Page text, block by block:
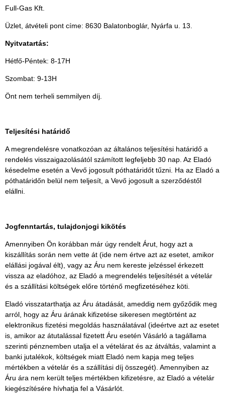
Full-Gas Kft.
Üzlet, átvételi pont címe: 8630 Balatonboglár, Nyárfa u. 13.
Nyitvatartás:
Hétfő-Péntek: 8-17H
Szombat: 9-13H
Önt nem terheli semmilyen díj.
Teljesítési határidő
A megrendelésre vonatkozóan az általános teljesítési határidő a
rendelés visszaigazolásától számított legfeljebb 30 nap. Az Eladó
késedelme esetén a Vevő jogosult póthatáridőt tűzni. Ha az Eladó a
póthatáridőn belül nem teljesít, a Vevő jogosult a szerződéstől
elállni.
Jogfenntartás, tulajdonjogi kikötés
Amennyiben Ön korábban már úgy rendelt Árut, hogy azt a
kiszállítás során nem vette át (ide nem értve azt az esetet, amikor
elállási jogával élt), vagy az Áru nem kereste jelzéssel érkezett
vissza az eladóhoz, az Eladó a megrendelés teljesítését a vételár
és a szállítási költségek előre történő megfizetéséhez köti.
Eladó visszatarthatja az Áru átadását, ameddig nem győződik meg
arról, hogy az Áru árának kifizetése sikeresen megtörtént az
elektronikus fizetési megoldás használatával (ideértve azt az esetet
is, amikor az átutalással fizetett Áru esetén Vásárló a tagállama
szerinti pénznemben utalja el a vételárat és az átváltás, valamint a
banki jutalékok, költségek miatt Eladó nem kapja meg teljes
mértékben a vételár és a szállítási díj összegét). Amennyiben az
Áru ára nem került teljes mértékben kifizetésre, az Eladó a vételár
kiegészítésére hívhatja fel a Vásárlót.